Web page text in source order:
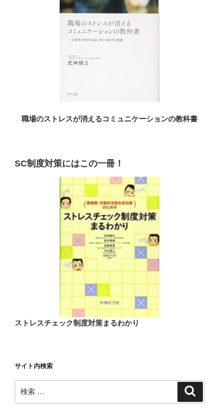
職場のストレスが消えるコミュニケーションの教科書
SC制度対策にはこの一冊！
ストレスチェック制度対策まるわかり
サイト内検索
検
索: